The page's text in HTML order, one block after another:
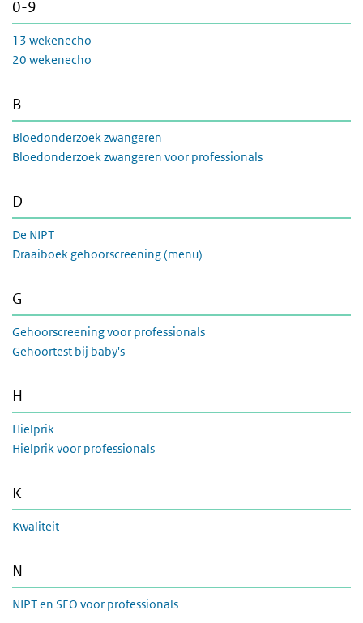
0-9
13 wekenecho
20 wekenecho
B
Bloedonderzoek zwangeren
Bloedonderzoek zwangeren voor professionals
D
De NIPT
Draaiboek gehoorscreening (menu)
G
Gehoorscreening voor professionals
Gehoortest bij baby's
H
Hielprik
Hielprik voor professionals
K
Kwaliteit
N
NIPT en SEO voor professionals